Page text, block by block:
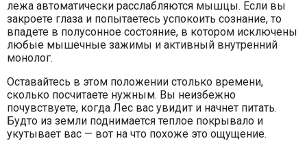
лежа автоматически расслабляются мышцы. Если вы
закроете глаза и попытаетесь успокоить сознание, то
впадете в полусонное состояние, в котором исключены
любые мышечные зажимы и активный внутренний
монолог.
Оставайтесь в этом положении столько времени,
сколько посчитаете нужным. Вы неизбежно
почувствуете, когда Лес вас увидит и начнет питать.
Будто из земли поднимается теплое покрывало и
укутывает вас — вот на что похоже это ощущение.